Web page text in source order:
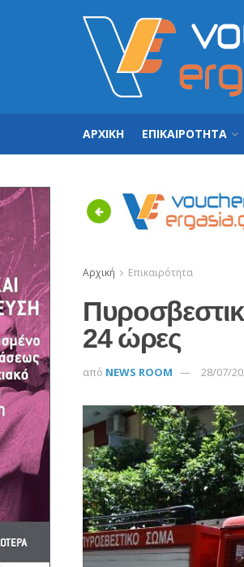
ΑΡΧΙΚΗ ΕΠΙΚΑΙΡΟΤΗΤΑ
Previous
Αρχική Επικαιρότητα
24 ώρες
από NEWS ROOM 28/07/